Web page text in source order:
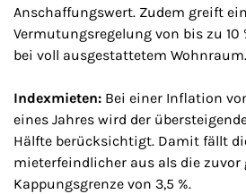
Anschaffungswert. Zudem greift
Vermutungsregelung von bis zu
bei voll ausgestattetem Wohnraum.
Indexmieten: Bei einer Inflation
eines Jahres wird der
Hälfte berücksichtigt. Damit fällt
mieterfeindlicher aus als die zuvor
Kappungsgrenze von 3,5 %.